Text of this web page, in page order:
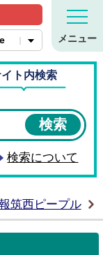
ームページ
メニュー
ト内検索
検索について
筑西ピープル